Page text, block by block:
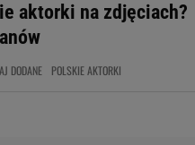
aktorki na zdjęciach?
DODANE POLSKIE AKTORKI